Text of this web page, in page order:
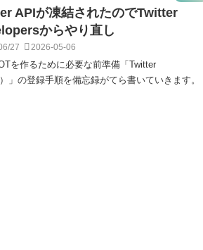
APIが凍結されたのでTwitter
からやり直し
27 2026-05-06
を作るために必要な前準備「Twitter
」の登録手順を備忘録がてら書いていきます。